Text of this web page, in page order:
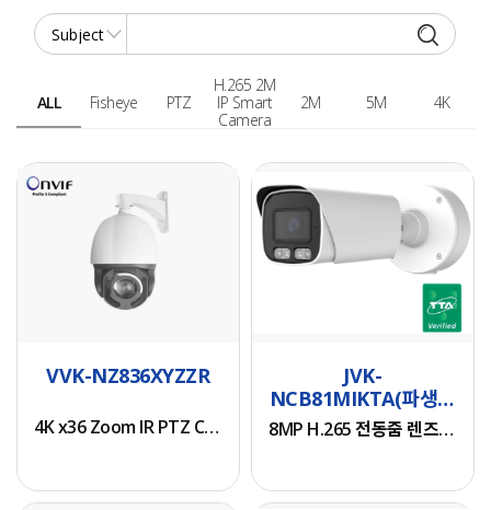
ALL Fisheye PTZ
H.265 2M
IP Smart
Camera
2M 5M 4K
VVK-NZ836XYZZR
4K x36 Zoom IR PTZ Camer
· 4K ( 3840 x 2160 ) @
Optical Zoom Lens
Encoding
Protection
JVK-
NCB81MIKTA(파생모
델명 : AVC-NCB81M-
IK-TA)
8MP H.265 전동줌 렌즈 뷸렛 네트워크 카메라
8MP H.265 전동줌 렌즈 뷸렛 네트워크 카메라
3840x2160
• 렌즈 : 2.7-13.5mm 전
동줌
• 화이트LED 라이트(야